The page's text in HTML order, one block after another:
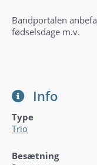
Bandportalen
fødselsdage m.v.
Info
Type
Trio
Besætning